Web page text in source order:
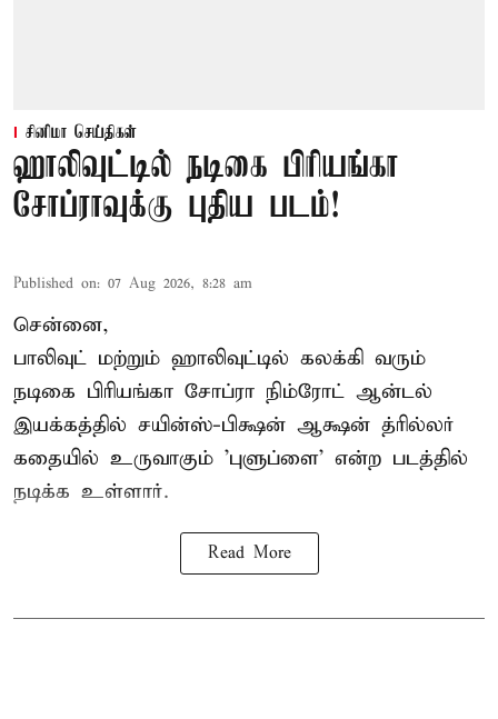
சினிமா செய்திகள்
ஹாலிவுட்டில் நடிகை பிரியங்கா
சோப்ராவுக்கு புதிய படம்!
Published on: 07 Aug 2026, 8:28 am
சென்னை,
பாலிவுட் மற்றும் ஹாலிவுட்டில் கலக்கி வரும்
நடிகை பிரியங்கா சோப்ரா நிம்ரோட் ஆன்டல்
இயக்கத்தில் சயின்ஸ்-பிக்ஷன் ஆக்ஷன் த்ரில்லர்
கதையில் உருவாகும் 'புளுப்ளை' என்ற படத்தில்
நடிக்க உள்ளார்.
Read More